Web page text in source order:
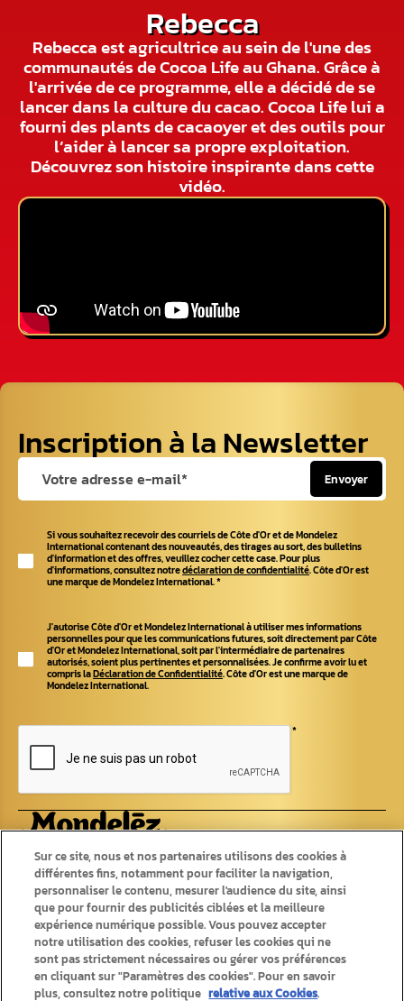
Rebecca
Rebecca est agricultrice au sein de l'une des
communautés de Cocoa Life au Ghana. Grâce à
l'arrivée de ce programme, elle a décidé de se
lancer dans la culture du cacao. Cocoa Life lui a
fourni des plants de cacaoyer et des outils pour
l’aider à lancer sa propre exploitation.
Découvrez son histoire inspirante dans cette
vidéo.
Inscription à la Newsletter
Envoyer
Si vous souhaitez recevoir des courriels de Côte d'Or et de Mondelez
International contenant des nouveautés, des tirages au sort, des bulletins
d'information et des offres, veuillez cocher cette case. Pour plus
d'informations, consultez notredéclaration de confidentialité. Côte d'Or est
une marque de Mondelez International.*
J'autorise Côte d'Or et Mondelez International à utiliser mes informations
personnelles pour que les communications futures, soit directement par Côte
d'Or et Mondelez International, soit par l'intermédiaire de partenaires
autorisés, soient plus pertinentes et personnalisées. Je confirme avoir lu et
compris laDéclaration de Confidentialité. Côte d'Or est une marque de
Mondelez International.
*
Produits
Tablettes
Pralines
Chokotoff
Bâtons
Saisonniers
Autres chocolats
Recettes
Recettes originales
Recettes d'été
Recettes d'hiver
Sur ce site, nous et nos partenaires utilisons des cookies à
différentes fins, notamment pour faciliter la navigation,
personnaliser le contenu, mesurer l'audience du site, ainsi
que pour fournir des publicités ciblées et la meilleure
expérience numérique possible. Vous pouvez accepter
notre utilisation des cookies, refuser les cookies qui ne
sont pas strictement nécessaires ou gérer vos préférences
en cliquant sur "Paramètres des cookies". Pour en savoir
plus, consultez notre politique relative aux Cookies.